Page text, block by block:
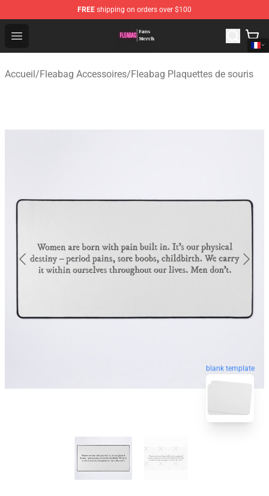
FREE shipping on orders over $100
Open menu
Fleabag Store - Official Fleabag Merchandise Shop
Accueil/Fleabag Accessoires/Fleabag Plaquettes de souris
blank template